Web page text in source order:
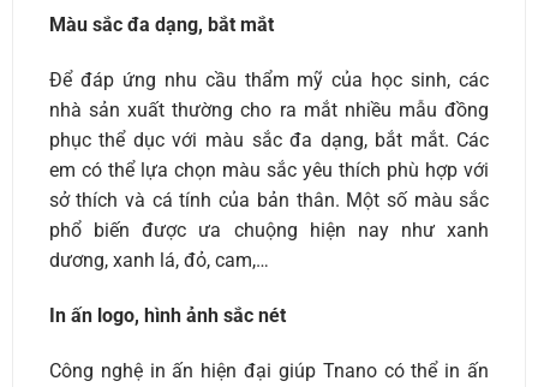
Màu sắc đa dạng, bắt mắt
Để đáp ứng nhu cầu thẩm mỹ của học sinh, các
nhà sản xuất thường cho ra mắt nhiều mẫu đồng
phục thể dục với màu sắc đa dạng, bắt mắt. Các
em có thể lựa chọn màu sắc yêu thích phù hợp với
sở thích và cá tính của bản thân. Một số màu sắc
phổ biến được ưa chuộng hiện nay như xanh
dương, xanh lá, đỏ, cam,…
In ấn logo, hình ảnh sắc nét
Công nghệ in ấn hiện đại giúp Tnano có thể in ấn